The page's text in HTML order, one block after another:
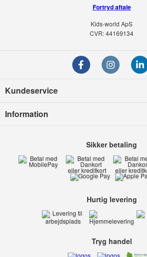
Fortryd aftale
Kids-world ApS
CVR: 44169134
Kundeservice
Information
Sikker betaling
Hurtig levering
Tryg handel